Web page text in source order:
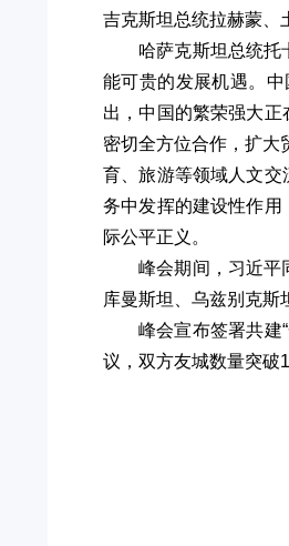
吉克斯坦总统拉赫蒙、
哈萨克斯坦总统托
能可贵的发展机遇。
出，中国的繁荣强大
密切全方位合作，扩大
育、旅游等领域人文
务中发挥的建设性作
际公平正义。
峰会期间，习近平
库曼斯坦、乌兹别克斯
峰会宣布签署共建
议，双方友城数量突破